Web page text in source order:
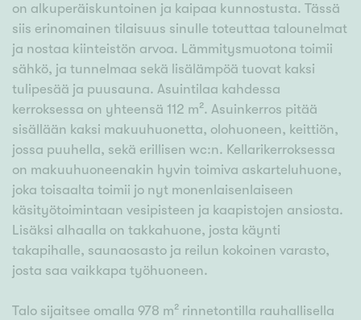
on alkuperäiskuntoinen ja kaipaa kunnostusta. Tässä
siis erinomainen tilaisuus sinulle toteuttaa talounelmat
ja nostaa kiinteistön arvoa. Lämmitysmuotona toimii
sähkö, ja tunnelmaa sekä lisälämpöä tuovat kaksi
tulipesää ja puusauna. Asuintilaa kahdessa
kerroksessa on yhteensä 112 m². Asuinkerros pitää
sisällään kaksi makuuhuonetta, olohuoneen, keittiön,
jossa puuhella, sekä erillisen wc:n. Kellarikerroksessa
on makuuhuoneenakin hyvin toimiva askarteluhuone,
joka toisaalta toimii jo nyt monenlaisenlaiseen
käsityötoimintaan vesipisteen ja kaapistojen ansiosta.
Lisäksi alhaalla on takkahuone, josta käynti
takapihalle, saunaosasto ja reilun kokoinen varasto,
josta saa vaikkapa työhuoneen.
Talo sijaitsee omalla 978 m² rinnetontilla rauhallisella